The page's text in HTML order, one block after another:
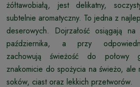
żółtawobiałą, jest delikatny,
subtelnie aromatyczny. To jedna z
deserowych. Dojrzałość osiągają
października, a przy
zachowują świeżość do połowy
znakomicie do spożycia na świeżo,
soków, ciast oraz lekkich przetworów.